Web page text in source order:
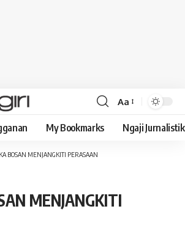
Font
Resizer
Aa
My Bookmarks Ngaji Jurnalistik
BOSAN MENJANGKITI PERASAAN
MENJANGKITI